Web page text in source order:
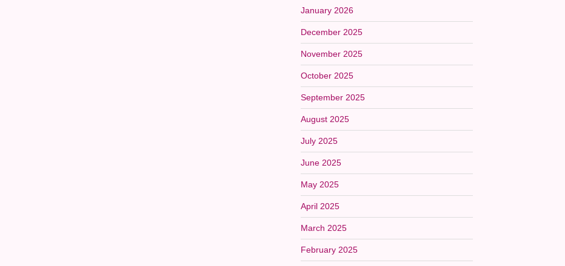
January 2026
December 2025
November 2025
October 2025
September 2025
August 2025
July 2025
June 2025
May 2025
April 2025
March 2025
February 2025